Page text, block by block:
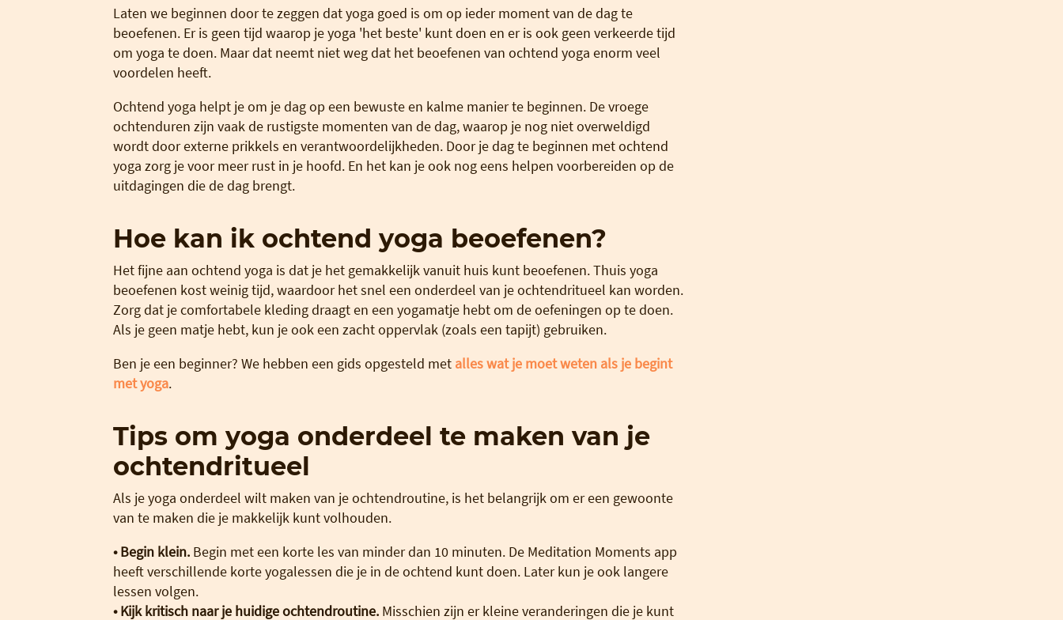
Laten we beginnen door te zeggen dat yoga goed is om op ieder moment van de dag te
beoefenen. Er is geen tijd waarop je yoga 'het beste' kunt doen en er is ook geen verkeerde tijd
om yoga te doen. Maar dat neemt niet weg dat het beoefenen van ochtend yoga enorm veel
voordelen heeft.
Ochtend yoga helpt je om je dag op een bewuste en kalme manier te beginnen. De vroege
ochtenduren zijn vaak de rustigste momenten van de dag, waarop je nog niet overweldigd
wordt door externe prikkels en verantwoordelijkheden. Door je dag te beginnen met ochtend
yoga zorg je voor meer rust in je hoofd. En het kan je ook nog eens helpen voorbereiden op de
uitdagingen die de dag brengt.
Hoe kan ik ochtend yoga beoefenen?
Het fijne aan ochtend yoga is dat je het gemakkelijk vanuit huis kunt beoefenen. Thuis yoga
beoefenen kost weinig tijd, waardoor het snel een onderdeel van je ochtendritueel kan worden.
Zorg dat je comfortabele kleding draagt en een yogamatje hebt om de oefeningen op te doen.
Als je geen matje hebt, kun je ook een zacht oppervlak (zoals een tapijt) gebruiken.
Ben je een beginner? We hebben een gids opgesteld met alles wat je moet weten als je begint
met yoga.
Tips om yoga onderdeel te maken van je
ochtendritueel
Als je yoga onderdeel wilt maken van je ochtendroutine, is het belangrijk om er een gewoonte
van te maken die je makkelijk kunt volhouden.
• Begin klein. Begin met een korte les van minder dan 10 minuten. De Meditation Moments app
heeft verschillende korte yogalessen die je in de ochtend kunt doen. Later kun je ook langere
lessen volgen.
• Kijk kritisch naar je huidige ochtendroutine.Misschien zijn er kleine veranderingen die je kunt